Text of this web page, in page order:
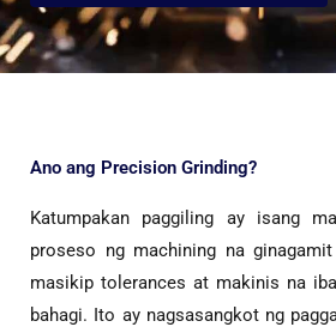
Ano ang Precision Grinding?
Katumpakan paggiling ay isang
proseso ng machining na
masikip tolerances at makinis na
bahagi. Ito ay nagsasangkot ng